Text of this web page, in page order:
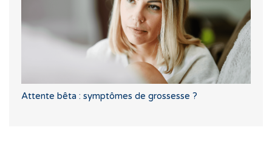
Attente bêta : symptômes de grossesse ?